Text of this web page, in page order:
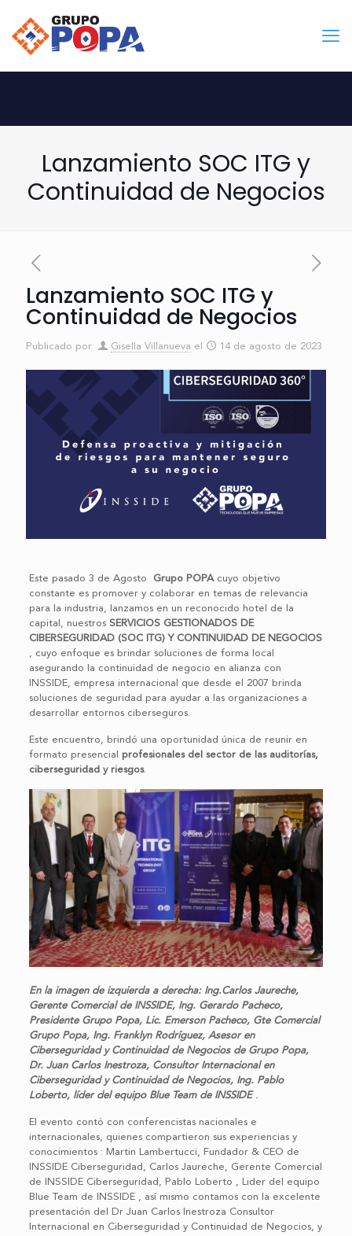
Lanzamiento SOC ITG y
Continuidad de Negocios
Lanzamiento SOC ITG y
Continuidad de Negocios
Publicado por: Gisella Villanueva el 14 de agosto de 2023
Este pasado 3 de Agosto Grupo POPAcuyo objetivo
constante es promover y colaborar en temas de relevancia
para la industria, lanzamos en un reconocido hotel de la
capital, nuestros SERVICIOS GESTIONADOS DE
CIBERSEGURIDAD (SOC ITG) Y CONTINUIDAD DE NEGOCIOS
, cuyo enfoque es brindar soluciones de forma local
asegurando la continuidad de negocio en alianza con
INSSIDE, empresa internacional que desde el 2007 brinda
soluciones de seguridad para ayudar a las organizaciones a
desarrollar entornos ciberseguros.
Este encuentro, brindó una oportunidad única de reunir en
formato presencial profesionales del sector de las auditorías,
ciberseguridad y riesgos.
En la imagen de izquierda a derecha: Ing.Carlos Jaureche,
Gerente Comercial de INSSIDE, Ing. Gerardo Pacheco,
Presidente Grupo Popa, Lic. Emerson Pacheco, Gte Comercial
Grupo Popa, Ing. Franklyn Rodríguez, Asesor en
Ciberseguridad y Continuidad de Negocios de Grupo Popa,
Dr. Juan Carlos Inestroza, Consultor Internacional en
Ciberseguridad y Continuidad de Negocios, Ing. Pablo
Loberto, líder del equipo Blue Team de INSSIDE.
El evento contó con conferencistas nacionales e
internacionales, quienes compartieron sus experiencias y
conocimientos : Martin Lambertucci, Fundador & CEO de
INSSIDE Ciberseguridad, Carlos Jaureche, Gerente Comercial
de INSSIDE Ciberseguridad, Pablo Loberto , Lider del equipo
Blue Team de INSSIDE , así mismo contamos con la excelente
presentación del Dr Juan Carlos Inestroza Consultor
Internacional en Ciberseguridad y Continuidad de Negocios, y